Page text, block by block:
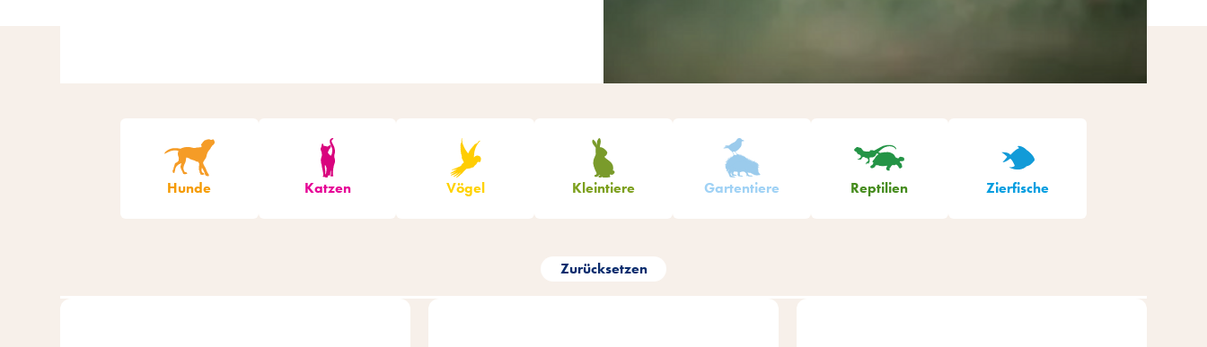
Hunde Katzen Vögel Kleintiere Gartentiere Reptilien Zierfische
Zurücksetzen